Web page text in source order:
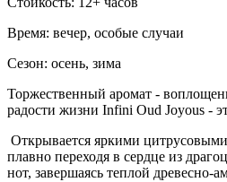
Время: вечер, особые случаи
Сезон: осень, зима
Торжественный аромат -
радости жизни Infini Oud Joyous -
Открывается яркими
плавно переходя в сердце из
нот, завершаясь теплой древесно-